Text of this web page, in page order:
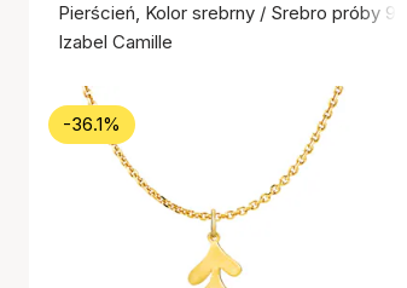
Pierścień, Kolor srebrny / Srebro próby 925
Izabel Camille
-36.1%